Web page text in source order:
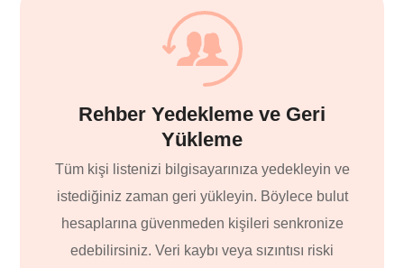
Rehber Yedekleme ve Geri
Yükleme
Tüm kişi listenizi bilgisayarınıza yedekleyin ve
istediğiniz zaman geri yükleyin. Böylece bulut
hesaplarına güvenmeden kişileri senkronize
edebilirsiniz. Veri kaybı veya sızıntısı riski